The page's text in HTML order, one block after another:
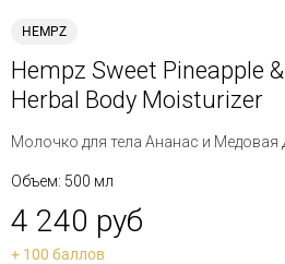
HEMPZ
Hempz Sweet Pineapple
Herbal Body Moisturizer
Молочко для тела Ананас и
Объем: 500 мл
4 240 руб
+ 100 баллов